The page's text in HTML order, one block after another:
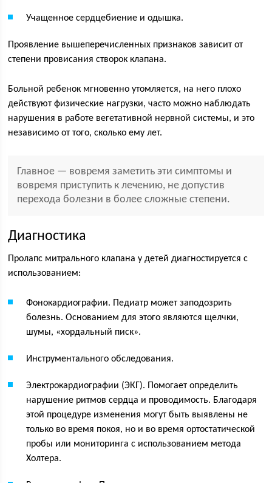
Учащенное сердцебиение и одышка.
Проявление вышеперечисленных признаков зависит от
степени провисания створок клапана.
Больной ребенок мгновенно утомляется, на него плохо
действуют физические нагрузки, часто можно наблюдать
нарушения в работе вегетативной нервной системы, и это
независимо от того, сколько ему лет.
Главное — вовремя заметить эти симптомы и
вовремя приступить к лечению, не допустив
перехода болезни в более сложные степени.
Диагностика
Пролапс митрального клапана у детей диагностируется с
использованием:
Фонокардиографии. Педиатр может заподозрить
болезнь. Основанием для этого являются щелчки,
шумы, «хордальный писк».
Инструментального обследования.
Электрокардиографии (ЭКГ). Помогает определить
нарушение ритмов сердца и проводимость. Благодаря
этой процедуре изменения могут быть выявлены не
только во время покоя, но и во время ортостатической
пробы или мониторинга с использованием метода
Холтера.